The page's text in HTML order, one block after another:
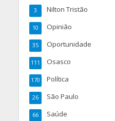
Nilton Tristão
3
Opinião
10
Oportunidade
35
Osasco
111
Política
170
São Paulo
26
Saúde
66